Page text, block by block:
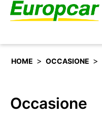
Italiano
HOME > OCCASIONE >
Occasione